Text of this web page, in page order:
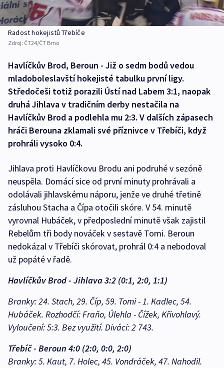
Radost hokejistů Třebíče
Zdroj: ČT24/ČT Brno
Havlíčkův Brod, Beroun - Již o sedm bodů vedou
mladoboleslavští hokejisté tabulku první ligy.
Středočeši totiž porazili Ústí nad Labem 3:1, naopak
druhá Jihlava v tradičním derby nestačila na
Havlíčkův Brod a podlehla mu 2:3. V dalších zápasech
hráči Berouna zklamali své příznivce v Třebíči, když
prohráli vysoko 0:4.
Jihlava proti Havlíčkovu Brodu ani podruhé v sezóně
neuspěla. Domácí sice od první minuty prohrávali a
odolávali jihlavskému náporu, jenže ve druhé třetině
zásluhou Stacha a Čípa otočili skóre. V 54. minutě
vyrovnal Hubáček, v předposlední minutě však zajistil
Rebelům tři body nováček v sestavě Tomi. Beroun
nedokázal v Třebíči skórovat, prohrál 0:4 a nebodoval
už popáté v řadě.
Havlíčkův Brod - Jihlava 3:2 (0:1, 2:0, 1:1)
Branky: 24. Stach, 29. Číp, 59. Tomi - 1. Kadlec, 54.
Hubáček. Rozhodčí: Fraňo, Úlehla - Čížek, Křivohlavý.
Vyloučení: 5:3. Bez využití. Diváci: 2 743.
Třebíč - Beroun 4:0 (2:0, 0:0, 2:0)
Branky: 5. Kaut, 7. Holec, 45. Vondráček, 47. Nahodil.